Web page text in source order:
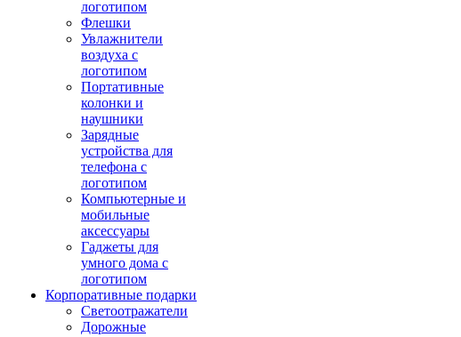
логотипом
Флешки
Увлажнители
воздуха с
логотипом
Портативные
колонки и
наушники
Зарядные
устройства для
телефона с
логотипом
Компьютерные и
мобильные
аксессуары
Гаджеты для
умного дома с
логотипом
Корпоративные подарки
Светоотражатели
Дорожные